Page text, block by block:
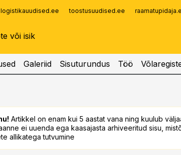
logistikauudised.ee toostusuudised.ee
Infopank
Galeriid Sisuturundus Töö
Artikkel on enam kui 5 aastat vana ning kuulub
ei uuenda ega kaasajasta arhiveeritud sisu,
allikatega tutvumine